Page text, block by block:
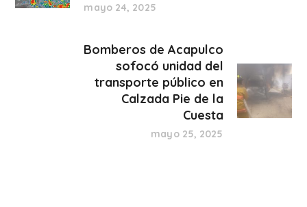
mayo 24, 2025
Bomberos de Acapulco
sofocó unidad del
transporte público en
Calzada Pie de la
Cuesta
mayo 25, 2025